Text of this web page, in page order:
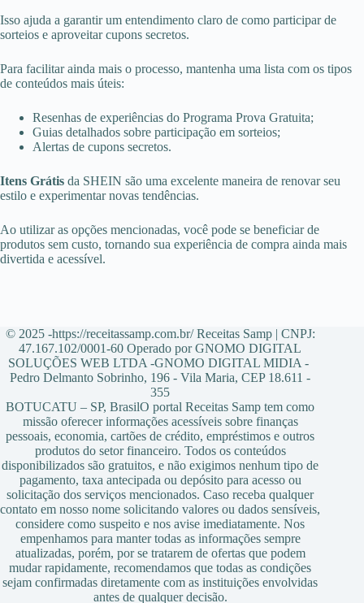
Isso ajuda a garantir um entendimento claro de como participar de
sorteios e aproveitar cupons secretos.
Para facilitar ainda mais o processo, mantenha uma lista com os tipos
de conteúdos mais úteis:
Resenhas de experiências do Programa Prova Gratuita;
Guias detalhados sobre participação em sorteios;
Alertas de cupons secretos.
Itens Grátis da SHEIN são uma excelente maneira de renovar seu
estilo e experimentar novas tendências.
Ao utilizar as opções mencionadas, você pode se beneficiar de
produtos sem custo, tornando sua experiência de compra ainda mais
divertida e acessível.
© 2025 -https://receitassamp.com.br/ Receitas Samp | CNPJ:
47.167.102/0001-60 Operado por GNOMO DIGITAL
SOLUÇÕES WEB LTDA -GNOMO DIGITAL MIDIA -
Pedro Delmanto Sobrinho, 196 - Vila Maria, CEP 18.611 -
355
BOTUCATU – SP, BrasilO portal Receitas Samp tem como
missão oferecer informações acessíveis sobre finanças
pessoais, economia, cartões de crédito, empréstimos e outros
produtos do setor financeiro. Todos os conteúdos
disponibilizados são gratuitos, e não exigimos nenhum tipo de
pagamento, taxa antecipada ou depósito para acesso ou
solicitação dos serviços mencionados. Caso receba qualquer
contato em nosso nome solicitando valores ou dados sensíveis,
considere como suspeito e nos avise imediatamente. Nos
empenhamos para manter todas as informações sempre
atualizadas, porém, por se tratarem de ofertas que podem
mudar rapidamente, recomendamos que todas as condições
sejam confirmadas diretamente com as instituições envolvidas
antes de qualquer decisão.